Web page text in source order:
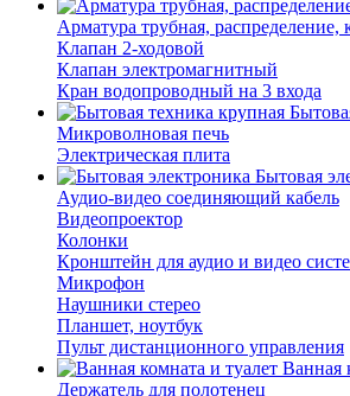
Арматура трубная, распределение,
Клапан 2-ходовой
Клапан электромагнитный
Кран водопроводный на 3 входа
Микроволновая печь
Электрическая плита
Бытовая
Аудио-видео соединяющий кабель
Видеопроектор
Колонки
Кронштейн для аудио и видео
Микрофон
Наушники стерео
Планшет, ноутбук
Пульт дистанционного управления
Ванная
Держатель для полотенец